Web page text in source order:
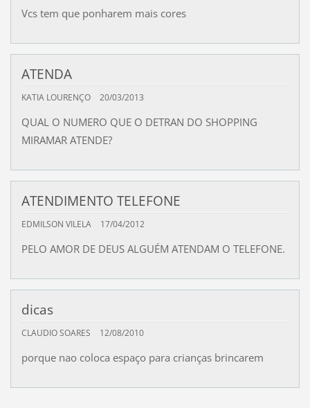
Vcs tem que ponharem mais cores
ATENDA
KATIA LOURENÇO 20/03/2013
QUAL O NUMERO QUE O DETRAN DO SHOPPING
MIRAMAR ATENDE?
ATENDIMENTO TELEFONE
EDMILSON VILELA 17/04/2012
PELO AMOR DE DEUS ALGUÉM ATENDAM O TELEFONE.
dicas
CLAUDIO SOARES 12/08/2010
porque nao coloca espaço para crianças brincarem